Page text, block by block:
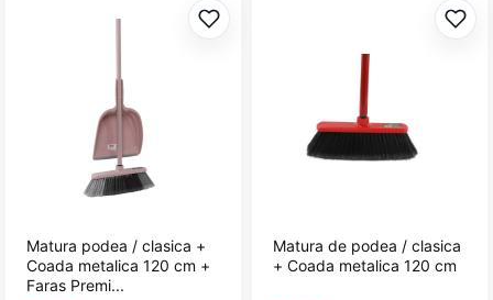
Adaugă la favorite
Matura podea / clasica +
Coada metalica 120 cm +
Faras Premi...
Matura de podea / clasica
+ Coada metalica 120 cm